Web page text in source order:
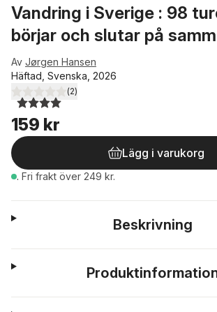
Vandring i Sverige : 98
börjar och slutar på
Av Jørgen Hansen
Häftad, Svenska, 2026
4,0utav 5 stjärnor. Totalt antal röster:
(2)
159 kr
Lägg i varukorg
. Fri frakt över 249 kr.
Beskrivning